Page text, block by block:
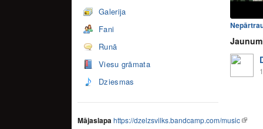
Galerija
Fani
Runā
Viesu grāmata
Dziesmas
Mājaslapahttps://dzelzsvilks.bandcamp.com/music